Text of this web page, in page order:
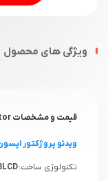
ویژگی های محصول
قیمت و مشخصات EPSON EB-X39 Projector
ویدئو پروژکتور
تکنولوژی ساخت: